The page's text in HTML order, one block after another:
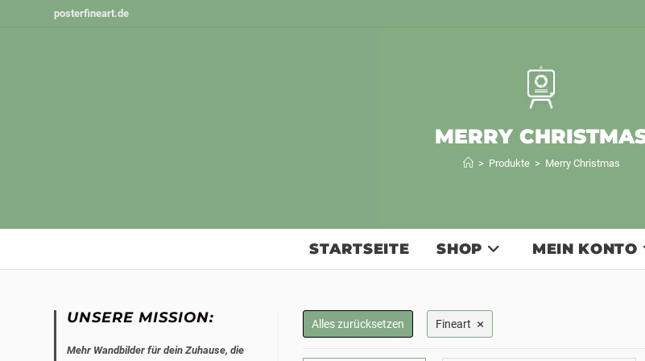
posterfineart.de
MERRY
> Produkte > Merry Christmas
STARTSEITE SHOP MEIN KONTO
Alles zurücksetzen Fineart ×
UNSERE MISSION:
Mehr Wandbilder für dein Zuhause, die